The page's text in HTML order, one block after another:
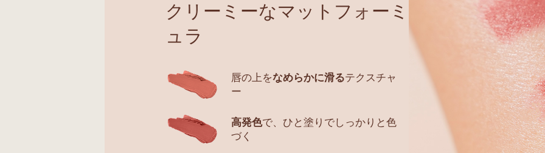
クリーミーなマットフォーミ
ュラ
唇の上をなめらかに滑るテクスチャ
ー
高発色で、ひと塗りでしっかりと色
づく